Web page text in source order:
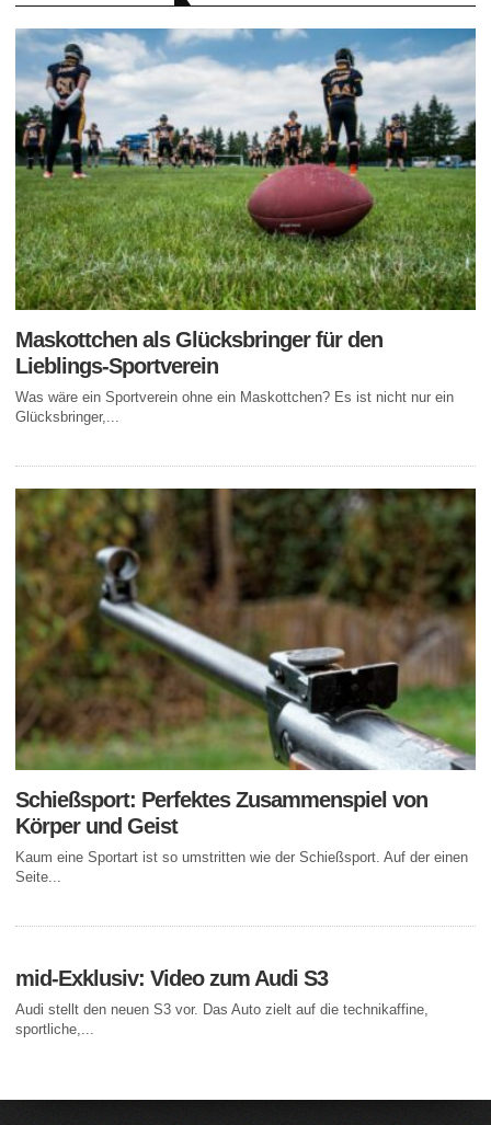
Maskottchen als Glücksbringer für den
Lieblings-Sportverein
Was wäre ein Sportverein ohne ein Maskottchen? Es ist nicht nur ein
Glücksbringer,...
Schießsport: Perfektes Zusammenspiel von
Körper und Geist
Kaum eine Sportart ist so umstritten wie der Schießsport. Auf der einen
Seite...
mid-Exklusiv: Video zum Audi S3
Audi stellt den neuen S3 vor. Das Auto zielt auf die technikaffine,
sportliche,...